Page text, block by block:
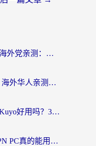
雷神手游和回国好用吗？海外党亲测：选对加速器才能无缝刷剧打游戏
Quickback和旋风好用吗？海外华人亲测：选对回国加速器才能无缝看央视5
海外党必看：雷神手游和Kuyo好用吗？3款回国加速器实测+避坑指南
海外党必看：免费回国VPN PC真的能用？附国内高速VPN选择全攻略